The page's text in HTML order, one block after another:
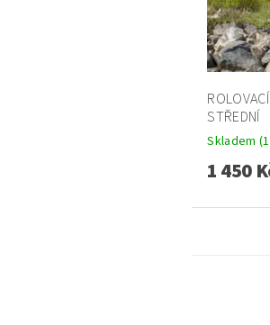
STŘEDNÍ
Skladem
1 450